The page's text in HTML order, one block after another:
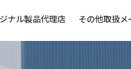
ナル製品代理店 その他取扱